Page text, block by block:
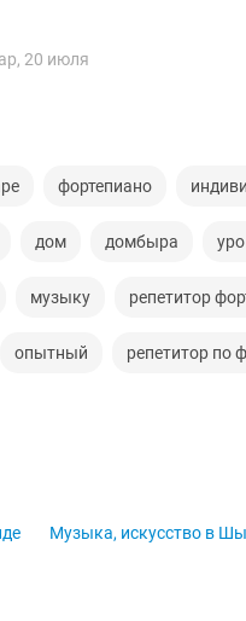
20 июля
фортепиано
дом домбыра
музыку репетитор
опытный репетитор по
Музыка, искусство в